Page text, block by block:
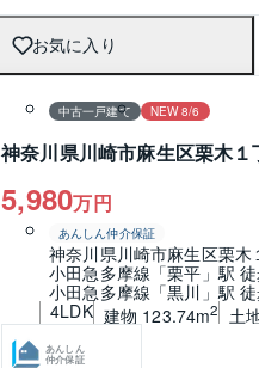
お気に入り
中古一戸建て NEW 8/6
神奈川県川崎市麻生区栗木１
5,980万円
あんしん仲介保証
神奈川県川崎市麻生区栗木
小田急多摩線「栗平」駅
小田急多摩線「黒川」駅
4LDK 建物 123.74m2 土
あんしん
仲介保証